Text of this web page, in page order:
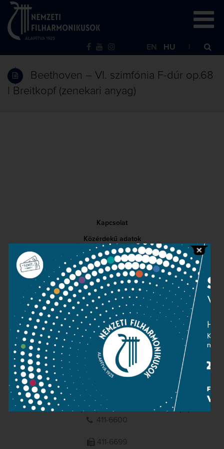
EN HU
Beethoven – VI. szimfónia F-dúr op.68
| Breitkopf (zenekari anyag)
Kapcsolat
Közérdekű adatok
Sajtószoba
Adatvédelem
Impresszum
NEMZETI
FILHARMONIKUSOK
1095 Budapest, Komor Marcell u. 1. (Müpa)
411-6600
411-6699